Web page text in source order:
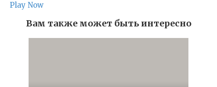
Play Now
Вам также может быть интересно